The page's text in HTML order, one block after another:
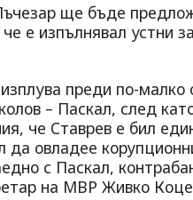
ще бъде
е изпълнявал устни
преди по-
– Паскал, след
че Ставрев е бил
да овладее
с Паскал,
на МВР Живко